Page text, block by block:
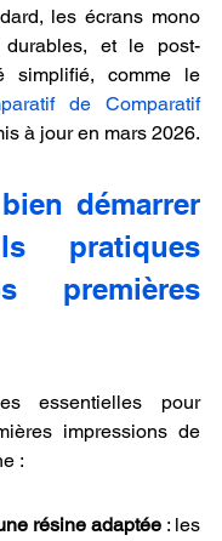
les écrans mono
et le post-
simplifié, comme le
de Comparatif
à jour en mars 2026.
démarrer
pratiques
premières
essentielles pour
impressions de
:
résine adaptée : les